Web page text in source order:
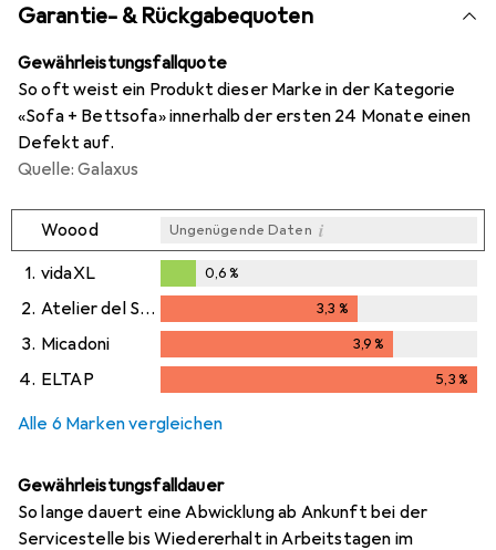
Garantie- & Rückgabequoten
Gewährleistungsfallquote
So oft weist ein Produkt dieser Marke in der Kategorie
«Sofa + Bettsofa» innerhalb der ersten 24 Monate einen
Defekt auf.
Quelle: Galaxus
Woood Ungenügende Daten i
1. vidaXL
0,6%
0,6%
2. Atelier del Sofa 3,3 %
3. Micadoni 3,9%
4. ELTAP 5,3%
Alle 6 Marken vergleichen
Gewährleistungsfalldauer
So lange dauert eine Abwicklung ab Ankunft bei der
Servicestelle bis Wiedererhalt in Arbeitstagen im